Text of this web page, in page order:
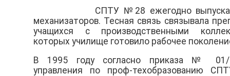
СПТУ №28 ежегодно
механизаторов. Тесная связь связывала
учащихся с производственными
которых училище готовило рабочее
В 1995 году согласно приказа № 01/
управления по проф-техобразованию